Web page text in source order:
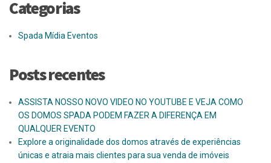
Categorias
Spada Mídia Eventos
Posts recentes
ASSISTA NOSSO NOVO VIDEO NO YOUTUBE E VEJA COMO
OS DOMOS SPADA PODEM FAZER A DIFERENÇA EM
QUALQUER EVENTO
Explore a originalidade dos domos através de experiências
únicas e atraia mais clientes para sua venda de imóveis